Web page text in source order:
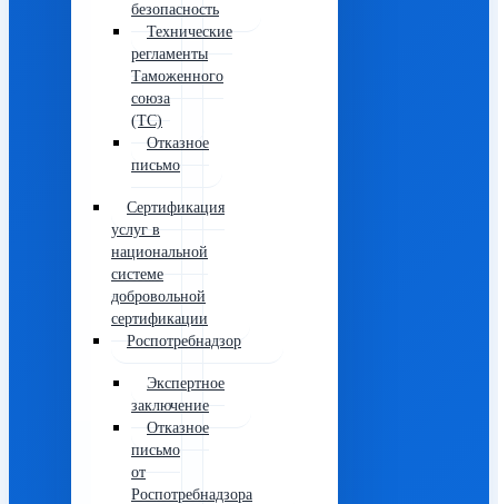
безопасность
Технические
регламенты
Таможенного
союза
(ТС)
Отказное
письмо
Сертификация
услуг в
национальной
системе
добровольной
сертификации
Роспотребнадзор
Экспертное
заключение
Отказное
письмо
от
Роспотребнадзора